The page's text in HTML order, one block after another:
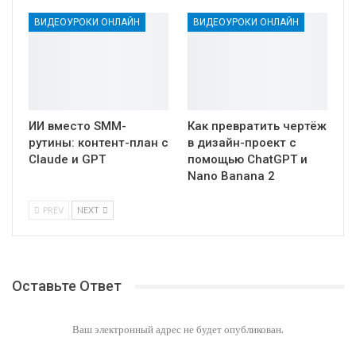
ВИДЕОУРОКИ ОНЛАЙН
ИИ вместо SMM-
рутины: контент-план с
Claude и GPT
ВИДЕОУРОКИ ОНЛАЙН
Как превратить чертёж
в дизайн-проект с
помощью ChatGPT и
Nano Banana 2
PREV NEXT
Оставьте Ответ
Ваш электронный адрес не будет опубликован.